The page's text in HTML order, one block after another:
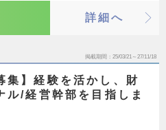
詳細へ
掲載期間 25/03/21～27/11/18
集】経験を活かし、財
ル/経営幹部を目指しま